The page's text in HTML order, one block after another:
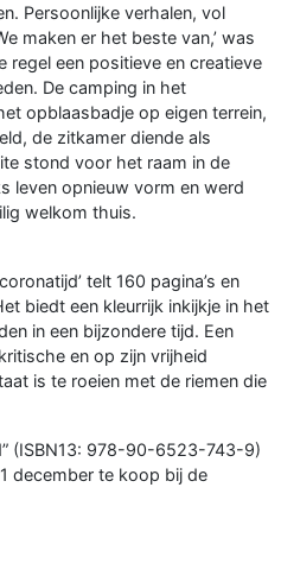
Persoonlijke verhalen, vol
maken er het beste van,’ was
regel een positieve en creatieve
De camping in het
opblaasbadje op eigen terrein,
de zitkamer diende als
stond voor het raam in de
leven opnieuw vorm en werd
welkom thuis.
telt 160 pagina’s en
biedt een kleurrijk inkijkje in het
in een bijzondere tijd. Een
en op zijn vrijheid
is te roeien met de riemen die
(ISBN13: 978-90-6523-743-9)
december te koop bij de